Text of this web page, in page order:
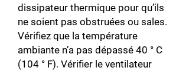
dissipateur thermique pour qu’ils
ne soient pas obstruées ou sales.
Vérifiez que la température
ambiante n’a pas dépassé 40 ° C
(104 ° F). Vérifier le ventilateur